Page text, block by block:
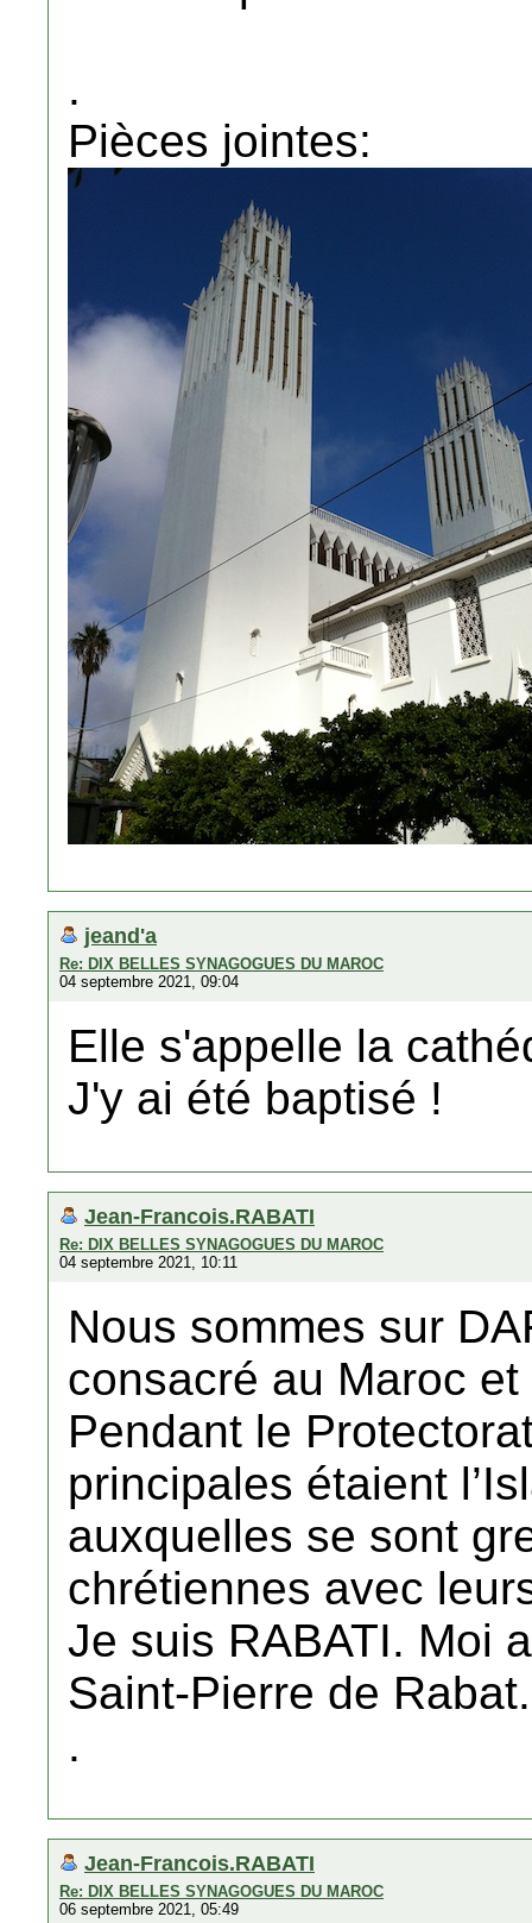
.
Pièces jointes:
jeand'a
Re: DIX BELLES SYNAGOGUES DU MAROC
04 septembre 2021, 09:04
Elle s'appelle la
J'y ai été baptisé !
Jean-Francois.RABATI
Re: DIX BELLES SYNAGOGUES DU MAROC
04 septembre 2021, 10:11
Nous sommes sur
consacré au Maroc
Pendant le
principales étaient
auxquelles se sont
chrétiennes avec
Je suis RABATI. Moi
Saint-Pierre de Rabat.
.
Jean-Francois.RABATI
Re: DIX BELLES SYNAGOGUES DU MAROC
06 septembre 2021, 05:49